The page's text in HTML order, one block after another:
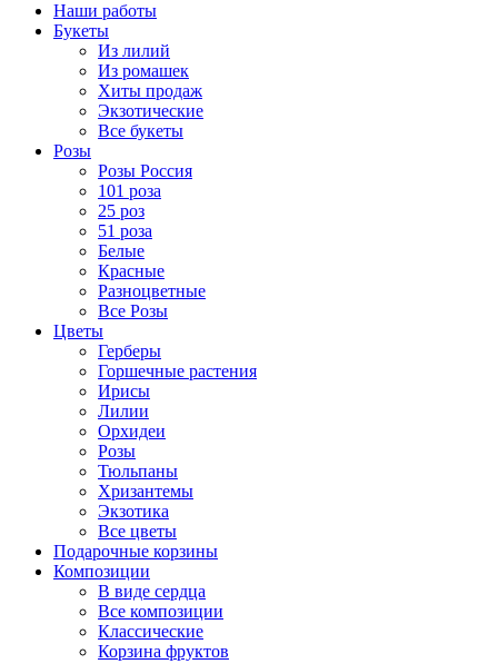
Наши работы
Букеты
Из лилий
Из ромашек
Хиты продаж
Экзотические
Все букеты
Розы
Розы Россия
101 роза
25 роз
51 роза
Белые
Красные
Разноцветные
Все Розы
Цветы
Герберы
Горшечные растения
Ирисы
Лилии
Орхидеи
Розы
Тюльпаны
Хризантемы
Экзотика
Все цветы
Подарочные корзины
Композиции
В виде сердца
Все композиции
Классические
Корзина фруктов